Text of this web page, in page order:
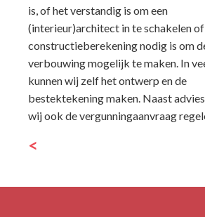
is, of het verstandig is om een
(interieur)architect in te schakelen
constructieberekening nodig is om
verbouwing mogelijk te maken. In
kunnen wij zelf het ontwerp en de
bestektekening maken. Naast
wij ook de vergunningaanvraag
<